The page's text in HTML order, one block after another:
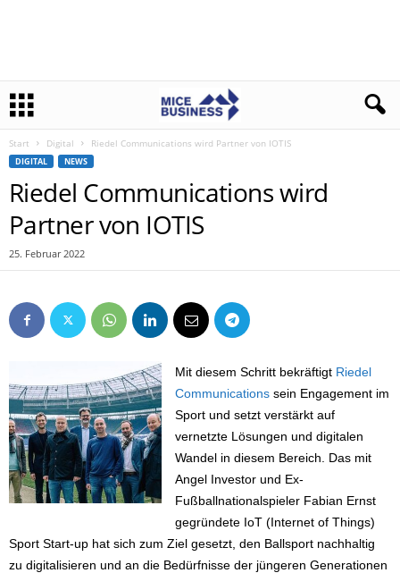
Start Digital Riedel Communications wird Partner von IOTIS
DIGITAL NEWS
Riedel Communications wird
Partner von IOTIS
25. Februar 2022
Mit diesem Schritt bekräftigt Riedel
Communications sein Engagement im
Sport und setzt verstärkt auf
vernetzte Lösungen und digitalen
Wandel in diesem Bereich. Das mit
Angel Investor und Ex-
Fußballnationalspieler Fabian Ernst
gegründete IoT (Internet of Things)
Sport Start-up hat sich zum Ziel gesetzt, den Ballsport nachhaltig
zu digitalisieren und an die Bedürfnisse der jüngeren Generationen